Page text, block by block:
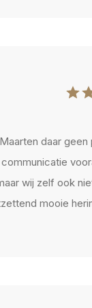
daar geen
wij zelf ook
mooie